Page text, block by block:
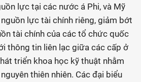
lực tại các nước á Phi, và Mỹ
lực tài chính riêng, giảm bớt
tài chính của các tổ chức quốc
thông tin liên lạc giữa các cấp ở
triển khoa học kỹ thuật nhằm
thiên nhiên. Các đại biểu